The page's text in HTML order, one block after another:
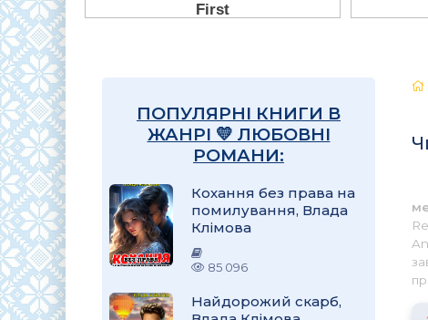
ПОПУЛЯРНІ КНИГИ В
ЖАНРІ 💛 ЛЮБОВНІ
РОМАНИ:
Кохання без права на
помилування, Влада
Клімова
85 096
Найдорожий скарб,